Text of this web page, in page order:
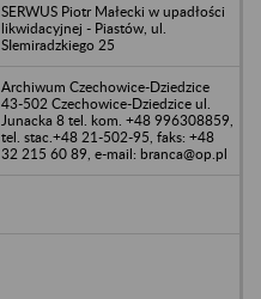
SERWUS Piotr Małecki w upadłości
likwidacyjnej - Piastów, ul.
SIemiradzkiego 25
Archiwum Czechowice-Dziedzice
43-502 Czechowice-Dziedzice ul.
Junacka 8 tel. kom. +48 996308859,
tel. stac.+48 21-502-95, faks: +48
32 215 60 89, e-mail: branca@op.pl